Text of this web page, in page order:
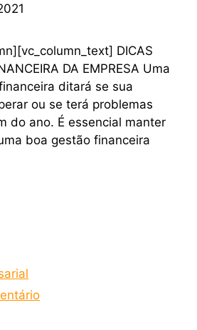
DICAS
DA EMPRESA Uma
ditará se sua
ou se terá problemas
do ano. É essencial manter
boa gestão financeira